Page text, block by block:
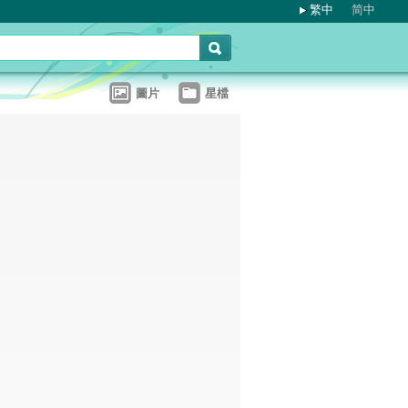
繁中 简中
圖片 星檔